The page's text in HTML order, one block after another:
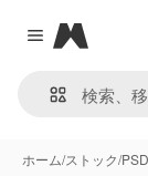
Close menu
Magnific
ホーム/ストック/PSD